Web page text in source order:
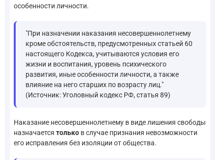
особенности личности.
"При назначении наказания несовершеннолетнему
кроме обстоятельств, предусмотренных статьей 60
настоящего Кодекса, учитываются условия его
жизни и воспитания, уровень психического
развития, иные особенности личности, а также
влияние на него старших по возрасту лиц."
(Источник: Уголовный кодекс РФ, статья 89)
Наказание несовершеннолетнему в виде лишения свободы
назначается только в случае признания невозможности
его исправления без изоляции от общества.